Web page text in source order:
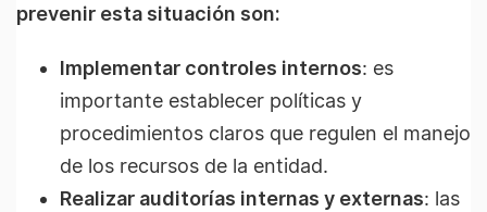
prevenir esta situación son:
Implementar controles internos: es
importante establecer políticas y
procedimientos claros que regulen el manejo
de los recursos de la entidad.
Realizar auditorías internas y externas: las